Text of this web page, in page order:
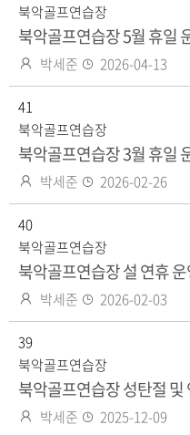
북악골프연습장
북악골프연습장 5월 휴일
작
성
박세준
등
록
2026-04-13
41
북악골프연습장
북악골프연습장 3월 휴일
작
성
박세준
등
록
2026-02-26
40
북악골프연습장
북악골프연습장 설 연휴
작
성
박세준
등
록
2026-02-03
39
북악골프연습장
북악골프연습장 성탄절
작
박세준
등
2025-12-09